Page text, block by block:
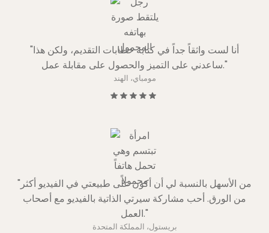
"أنا لست واثقاً جداً في كتابة خطابات التقديم، ولكن هذا
ساعدني على التميز والحصول على مقابلة عمل."
مومباي، الهند
"من الأسهل بالنسبة لي أن أكون على طبيعتي في الفيديو أكثر
من الورق. أحب مشاركة سيرتي الذاتية بالفيديو مع أصحاب
العمل."
بريستول، المملكة المتحدة